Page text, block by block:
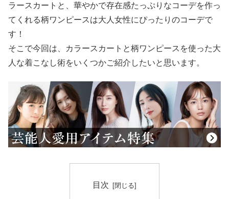
ラースカートと、華やかで存在感たっぷりなコーデを作っ
てくれる柄ワンピースは大人女性にぴったりのコーデで
す！
そこで今回は、カラースカートと柄ワンピースを使った大
人な着こなし術をいくつかご紹介したいと思います。
目次